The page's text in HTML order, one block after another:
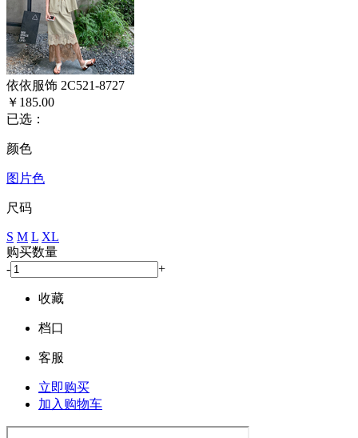
依依服饰 2C521-8727
￥185.00
已选：
颜色
图片色
尺码
S M L XL
购买数量
-
+
收藏
档口
客服
立即购买
加入购物车